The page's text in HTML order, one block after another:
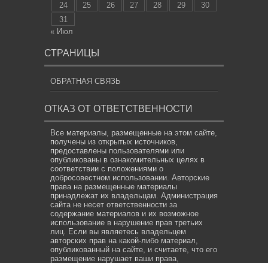
24
25 26 27 28 29
30
31
« Июл
СТРАНИЦЫ
ОБРАТНАЯ СВЯЗЬ
ОТКАЗ ОТ ОТВЕТСТВЕННОСТИ
Все материалы, размещенные на этом сайте,
получены из открытых источников,
предоставлены пользователями или
опубликованы в ознакомительных целях в
соответствии с положениями о
добросовестном использовании. Авторские
права на размещенные материалы
принадлежат их владельцам. Администрация
сайта не несет ответственности за
содержание материалов и их возможное
использование в нарушение прав третьих
лиц. Если вы являетесь владельцем
авторских прав на какой-либо материал,
опубликованный на сайте, и считаете, что его
размещение нарушает ваши права,